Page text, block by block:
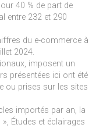
40 % de part de
entre 232 et 290
du e-commerce à
2024.
imposent un
présentées ici ont été
ou prises sur les sites
importés par an, la
Études et éclairages